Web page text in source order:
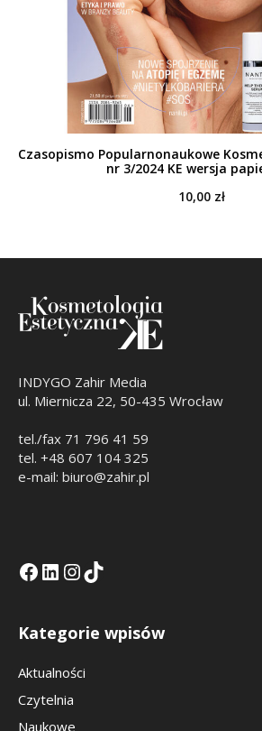
Czasopismo Popularnonaukowe
nr 3/2024 KE wersja
10,00 zł
INDYGO Zahir Media
ul. Miernicza 22, 50-435 Wrocław
tel./fax 71 796 41 59
tel. +48 607 104 325
e-mail: biuro@zahir.pl
Facebook
LinkedIn
Tik Tok KEInstagramm KE
Kategorie wpisów
Aktualności
Czytelnia
Naukowe